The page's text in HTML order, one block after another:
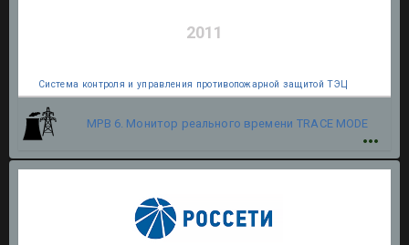
2011
Система контроля и управления противопожарной защитой ТЭЦ
МРВ 6. Монитор реального времени TRACE MODE